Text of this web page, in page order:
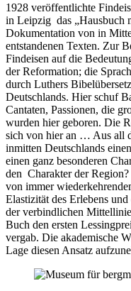
1928 veröffentlichte
in Leipzig das „Hausbuch
Dokumentation von in
entstandenen Texten. Zur
Findeisen auf die
der Reformation; die
durch Luthers
Deutschlands. Hier schuf
Cantaten, Passionen, die
wurden hier geboren. Die
sich von hier an … Aus all
inmitten Deutschlands
einen ganz besonderen
den Charakter der
von immer
Elastizität des Erlebens
der verbindlichen
Buch den ersten
vergab. Die akademische
Lage diesen Ansatz